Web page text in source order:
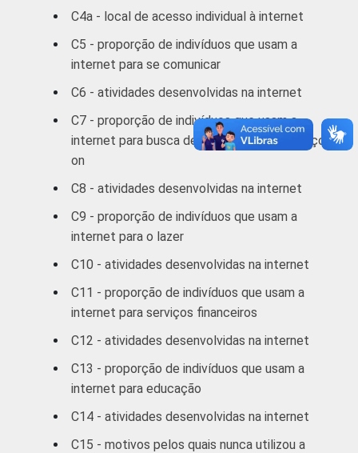
De 35 a 44 anos 82
De 45 a 59 anos
De 60 anos ou
mais
82
RENDA
FAMILIAR
2 SM - 3 SM
5 SM - 10 SM
CLASSE
SOCIAL 2
A
C4a - local de acesso individual à internet
C5 - proporção de indivíduos que usam a
internet para se comunicar
C6 - atividades desenvolvidas na internet
C7 - proporção de indivíduos que usam a
internet para busca de informações e serviços
on
C8 - atividades desenvolvidas na internet
C9 - proporção de indivíduos que usam a
internet para o lazer
C10 - atividades desenvolvidas na internet
C11 - proporção de indivíduos que usam a
internet para serviços financeiros
C12 - atividades desenvolvidas na internet
C13 - proporção de indivíduos que usam a
internet para educação
C14 - atividades desenvolvidas na internet
C15 - motivos pelos quais nunca utilizou a